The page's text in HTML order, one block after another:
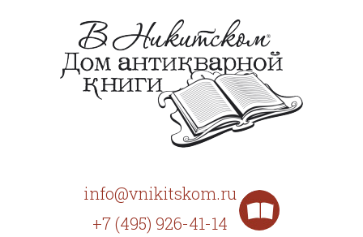
info@vnikitskom.ru
+7 (495) 926-41-14